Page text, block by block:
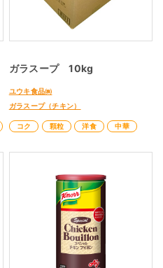
ガラスープ 10kg
ユウキ食品㈱
ガラスープ（チキン）
コク 顆粒 洋食 中華